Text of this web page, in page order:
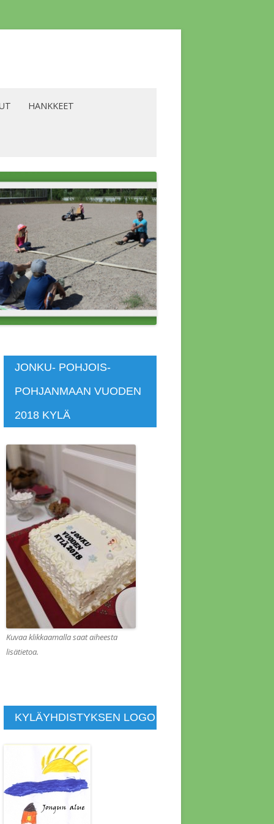
4.4.2014
7.4.2019
12.4.2015
1.11.2018
1.2.2022
1.8.2013
10.1.2014
10.10.2015
10.4.2011
12.4.2015
13.6.2014
14.11.2015
KOLMIO
YLÄKERRAN
HANKKEET
LIKILIIKUNTA -HANKE
LÄMPÖHANKE
VESISTÖHANKE
JONKU- POHJOIS-
POHJANMAAN VUODEN
2018 KYLÄ
Kuvaa klikkaamalla saat aiheesta
lisätietoa.
KYLÄYHDISTYKSEN LOGO